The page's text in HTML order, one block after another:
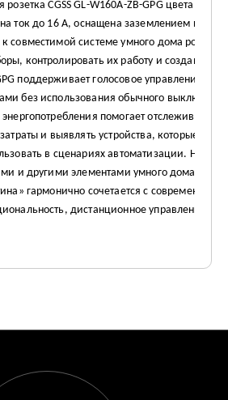
розетка CGSS GL-W160A-ZB-GPG цвета
ток до 16 А, оснащена заземлением и
совместимой системе умного дома
контролировать их работу и создавать
поддерживает голосовое управление
без использования обычного
помогает отслеживать
и выявлять устройства, которые
в сценариях автоматизации.
и другими элементами умного дома.
гармонично сочетается с
дистанционное управление,